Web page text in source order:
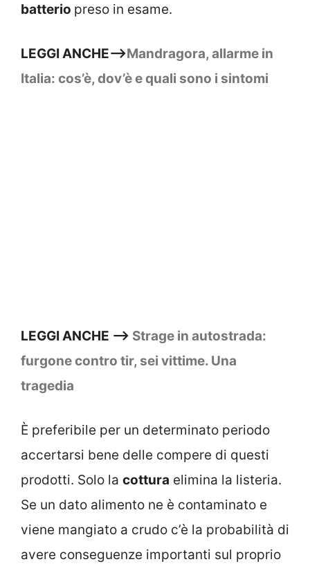
batterio preso in esame.
LEGGI ANCHE–>Mandragora, allarme in
Italia: cos’è, dov’è e quali sono i sintomi
LEGGI ANCHE —> Strage in autostrada:
furgone contro tir, sei vittime. Una
tragedia
È preferibile per un determinato periodo
accertarsi bene delle compere di questi
prodotti. Solo la cottura elimina la listeria.
Se un dato alimento ne è contaminato e
viene mangiato a crudo c’è la probabilità di
avere conseguenze importanti sul proprio